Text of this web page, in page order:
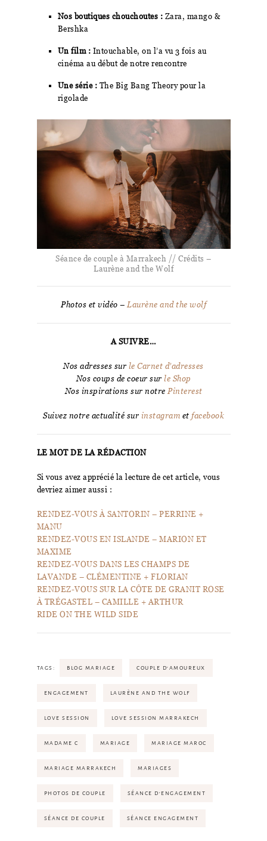
Nos boutiques chouchoutes : Zara, mango &
Bershka
Un film : Intouchable, on l’a vu 3 fois au
cinéma au début de notre rencontre
Une série : The Big Bang Theory pour la
rigolade
Séance de couple à Marrakech // Crédits –
Laurène and the Wolf
Photos et vidéo – Laurène and the wolf
A SUIVRE…
Nos adresses sur le Carnet d’adresses
Nos coups de coeur sur le Shop
Nos inspirations sur notre Pinterest
Suivez notre actualité sur instagram et facebook
LE MOT DE LA RÉDACTION
Si vous avez apprécié la lecture de cet article, vous
devriez aimer aussi :
RENDEZ-VOUS À SANTORIN – PERRINE +
MANU
RENDEZ-VOUS EN ISLANDE – MARION ET
MAXIME
RENDEZ-VOUS DANS LES CHAMPS DE
LAVANDE – CLÉMENTINE + FLORIAN
RENDEZ-VOUS SUR LA CÔTE DE GRANIT ROSE
À TRÉGASTEL – CAMILLE + ARTHUR
RIDE ON THE WILD SIDE
TAGS: BLOG MARIAGE COUPLE D'AMOUREUX
ENGAGEMENT LAURÈNE AND THE WOLF
LOVE SESSION LOVE SESSION MARRAKECH
MADAME C MARIAGE MARIAGE MAROC
MARIAGE MARRAKECH MARIAGES
PHOTOS DE COUPLE SÉANCE D'ENGAGEMENT
SÉANCE DE COUPLE SÉANCE ENGAGEMENT